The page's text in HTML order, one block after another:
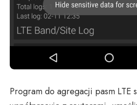
Program do agregacji pasm LTE